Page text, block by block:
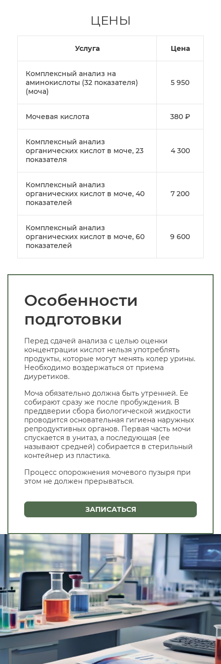
ЦЕНЫ
Услуга Цена
Комплексный анализ на
аминокислоты (32 показателя)
(моча)
5 950
Мочевая кислота 380 ₽
Комплексный анализ
органических кислот в моче, 23
показателя
4 300
Комплексный анализ
органических кислот в моче, 40
показателей
7 200
Комплексный анализ
органических кислот в моче, 60
показателей
9 600
Особенности
подготовки
Перед сдачей анализа с целью оценки
концентрации кислот нельзя употреблять
продукты, которые могут менять колер урины.
Необходимо воздержаться от приема
диуретиков.
Моча обязательно должна быть утренней. Ее
собирают сразу же после пробуждения. В
преддверии сбора биологической жидкости
проводится основательная гигиена наружных
репродуктивных органов. Первая часть мочи
спускается в унитаз, а последующая (ее
называют средней) собирается в стерильный
контейнер из пластика.
Процесс опорожнения мочевого пузыря при
этом не должен прерываться.
ЗАПИСАТЬСЯ